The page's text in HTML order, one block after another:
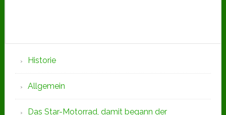
Seitenspalte
Historie
Allgemein
Das Star-Motorrad, damit begann der